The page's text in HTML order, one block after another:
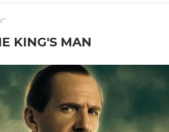
KING'S MAN